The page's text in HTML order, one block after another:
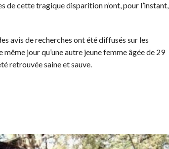
de cette tragique disparition n’ont, pour l’instant,
avis de recherches ont été diffusés sur les
même jour qu’une autre jeune femme âgée de 29
retrouvée saine et sauve.